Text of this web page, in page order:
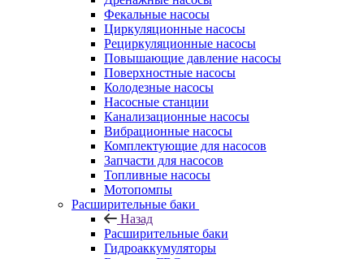
Фекальные насосы
Циркуляционные насосы
Рециркуляционные насосы
Повышающие давление насосы
Поверхностные насосы
Колодезные насосы
Насосные станции
Канализационные насосы
Вибрационные насосы
Комплектующие для насосов
Запчасти для насосов
Топливные насосы
Мотопомпы
Расширительные баки
Назад
Расширительные баки
Гидроаккумуляторы